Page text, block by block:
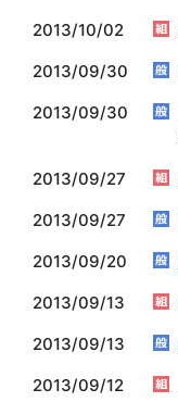
2013/10/02
2013/09/30
2013/09/30
2013/09/27
2013/09/27
2013/09/20
2013/09/13
2013/09/13
2013/09/12